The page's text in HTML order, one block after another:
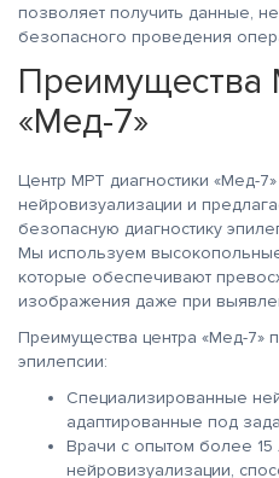
позволяет получить данные,
безопасного проведения
Преимущества
«Мед-7»
Центр МРТ диагностики «Мед-
нейровизуализации и
безопасную диагностику
Мы используем
которые обеспечивают
изображения даже при
Преимущества центра «Мед-7»
эпилепсии:
Специализированные
адаптированные под
Врачи с опытом более 15
нейровизуализации,